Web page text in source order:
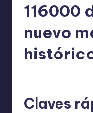
116000
nuevo
Claves